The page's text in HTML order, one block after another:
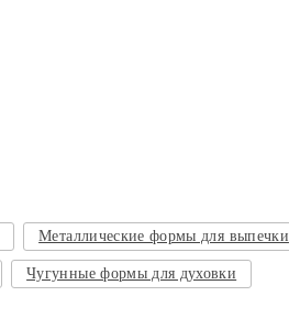
Металлические формы для выпечки
Чугунные формы для духовки